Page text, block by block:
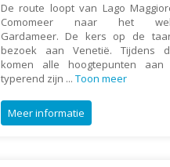
De route loopt van Lago
Comomeer naar het
Gardameer. De kers op de
bezoek aan Venetië. Tijdens
komen alle hoogtepunten
typerend zijn ... Toon meer
Meer informatie